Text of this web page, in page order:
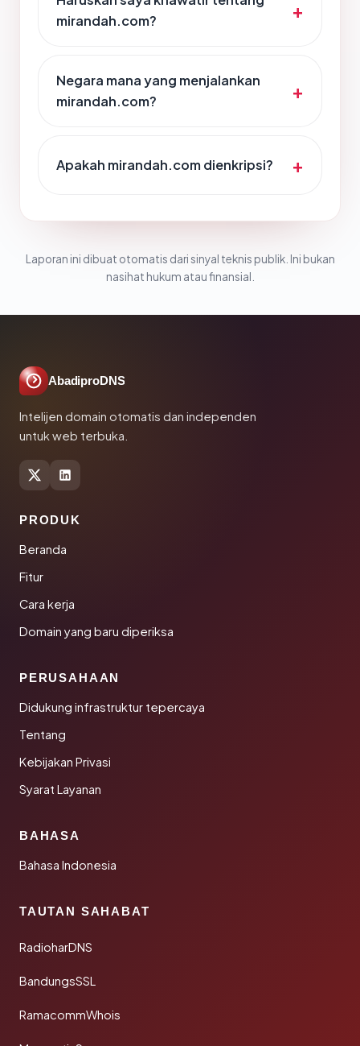
mirandah.com?
Negara mana yang menjalankan
mirandah.com?
Apakah mirandah.com dienkripsi?
Laporan ini dibuat otomatis dari sinyal teknis publik. Ini bukan
nasihat hukum atau finansial.
AbadiproDNS
Intelijen domain otomatis dan independen
untuk web terbuka.
PRODUK
Beranda
Fitur
Cara kerja
Domain yang baru diperiksa
PERUSAHAAN
Didukung infrastruktur tepercaya
Tentang
Kebijakan Privasi
Syarat Layanan
BAHASA
Bahasa Indonesia
TAUTAN SAHABAT
RadioharDNS
BandungsSSL
RamacommWhois